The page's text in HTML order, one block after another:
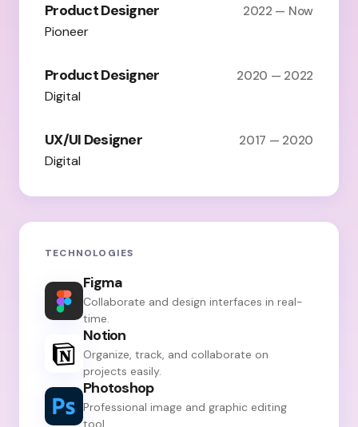
Product Designer 2022 — Now
Pioneer
Product Designer 2020 — 2022
Digital
UX/UI Designer 2017 — 2020
Digital
TECHNOLOGIES
Figma
Collaborate and design interfaces in real-
time.
Notion
Organize, track, and collaborate on
projects easily.
Photoshop
Professional image and graphic editing
tool.